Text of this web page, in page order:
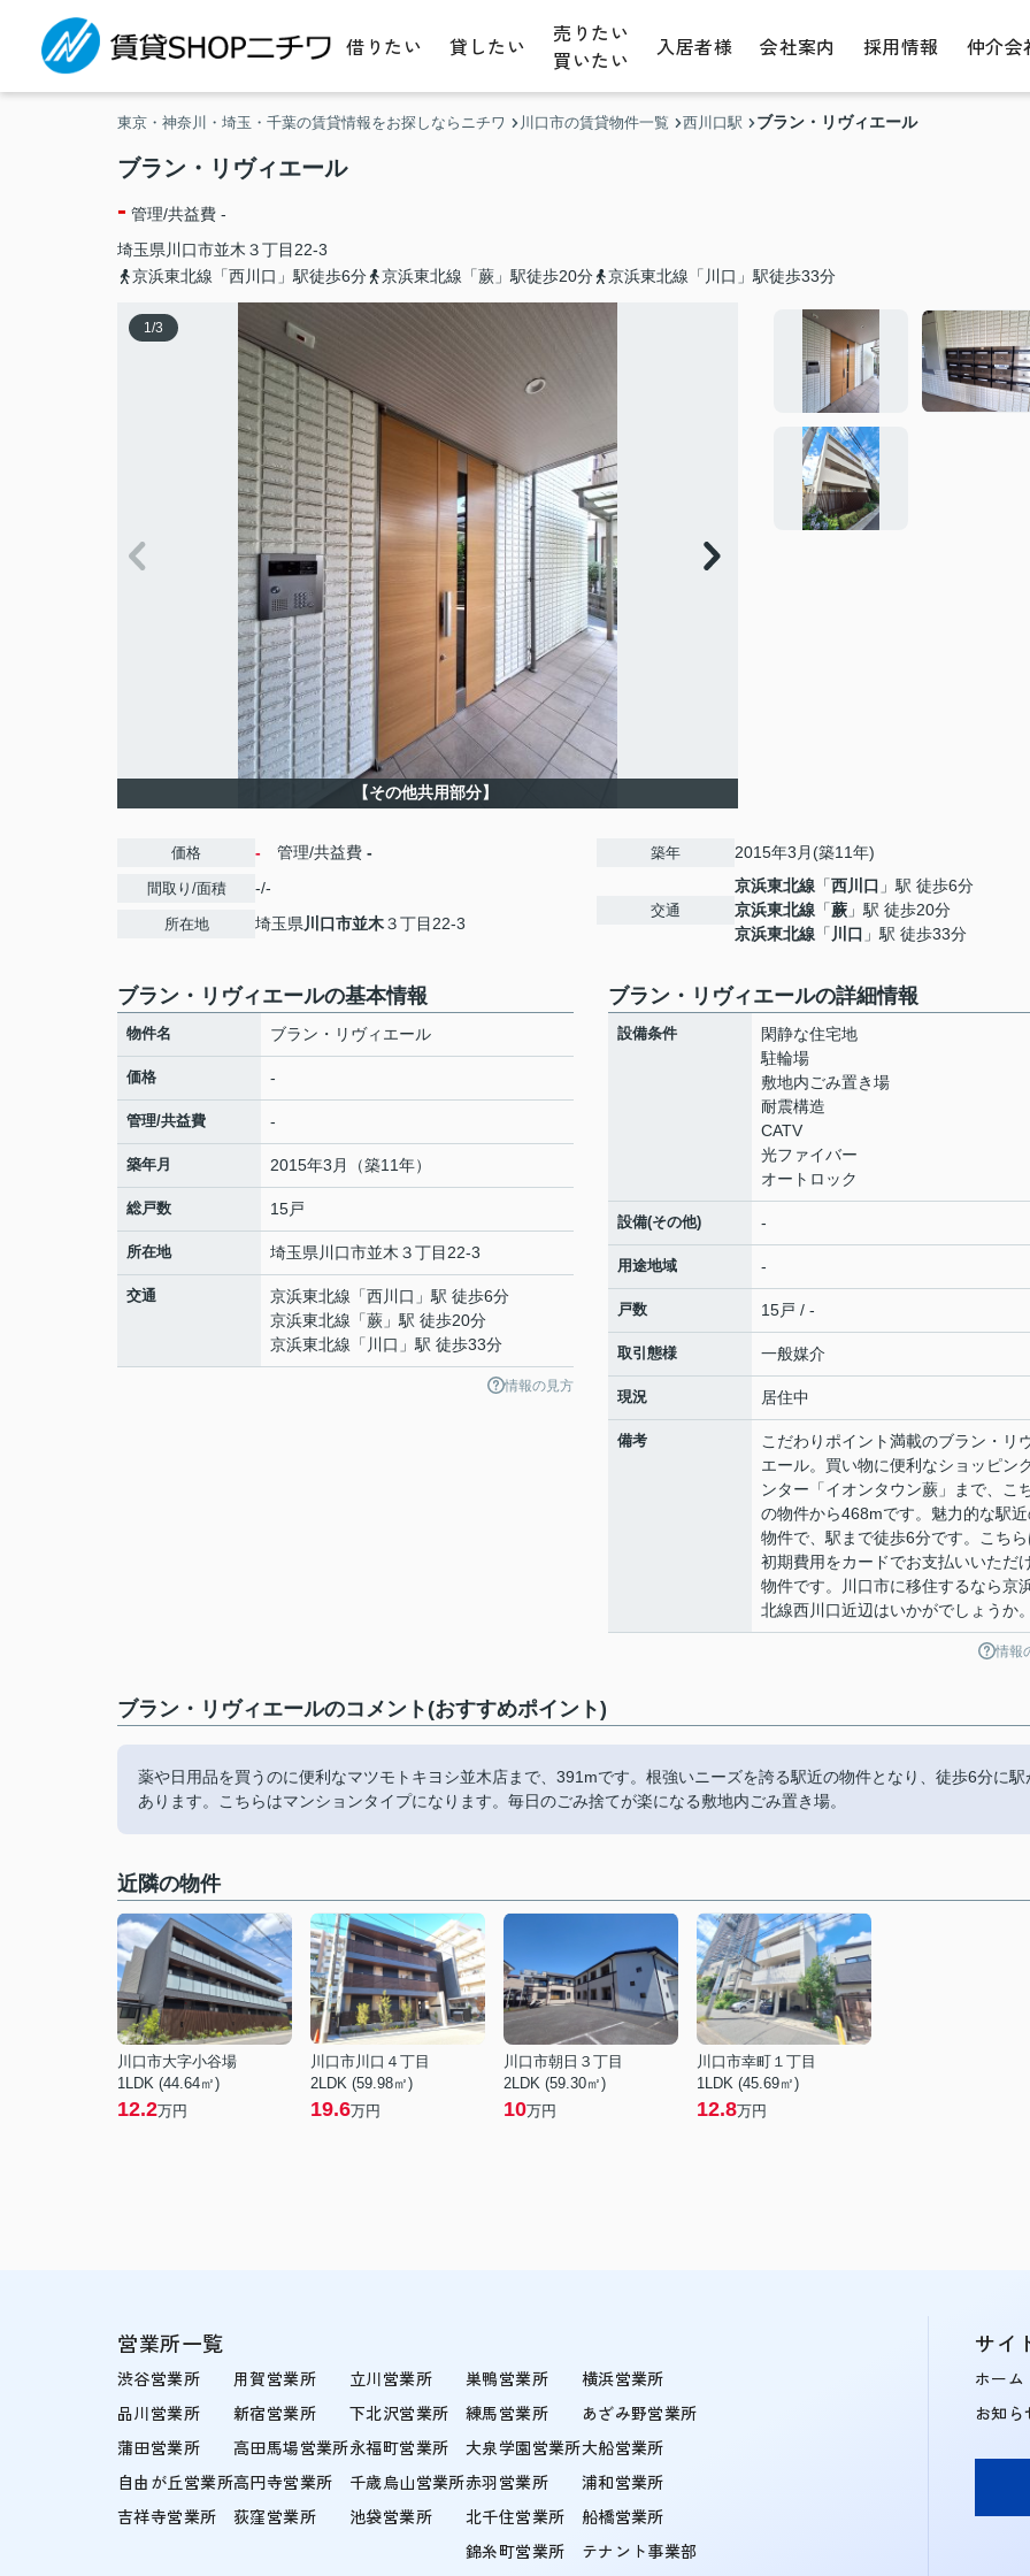
借りたい 貸したい
売りたい
買いたい
入居者様 会社案内 採用情報 仲介会
東京・神奈川・埼玉・千葉の賃貸情報をお探しならニチワ 川口市の賃貸物件一覧 西川口駅 ブラン・リヴィエール
ブラン・リヴィエール
- 管理/共益費 -
埼玉県 川口市並木 ３丁目22-3
京浜東北線「西川口」駅徒歩6分
京浜東北線「蕨」駅徒歩20分 京浜東北線「川口」駅徒歩33分
1/3
【その他共用部分】
価格 - 管理/共益費 -
間取り/面積 -/-
所在地 埼玉県川口市並木３丁目22-3
築年 2015年3月(築11年)
交通
京浜東北線 「西川口 」駅 徒歩6分
京浜東北線 「蕨 」駅 徒歩20分
京浜東北線 「 川口 」駅 徒歩33分
ブラン・リヴィエールの基本情報
物件名 ブラン・リヴィエール
価格 -
管理/共益費 -
築年月 2015年3月（築11年）
総戸数 15戸
所在地 埼玉県 川口市並木 ３丁目22-3
交通 京浜東北線 「西川口 」駅 徒歩6分
京浜東北線 「蕨 」駅 徒歩20分
京浜東北線 「 川口 」駅 徒歩33分
情報の見方
ブラン・リヴィエールの詳細情報
設備条件
閑静な住宅地
駐輪場
敷地内ごみ置き場
耐震構造
CATV
光ファイバー
オートロック
設備(その他) -
用途地域 -
戸数 15戸 / -
取引態様 一般媒介
現況 居住中
備考
こだわりポイント満載のブラン・リ
エール。買い物に便利なショッピン
ンター「イオンタウン蕨」まで、こ
の物件から468mです。魅力的な駅
物件で、駅まで徒歩6分です。こちら
初期費用をカードでお支払いいただ
物件です。川口市に移住するなら京
北線西川口近辺はいかがでしょうか。
情報
ブラン・リヴィエールのコメント(おすすめポイント)
薬や日用品を買うのに便利なマツモトキヨシ並木店まで、391mです。根強いニーズを誇る駅近の物件となり、徒歩6分に駅
あります。こちらはマンションタイプになります。毎日のごみ捨てが楽になる敷地内ごみ置き場。
近隣の物件
川口市大字小谷場
1LDK (44.64㎡)
12.2万円
川口市川口４丁目
2LDK (59.98㎡)
19.6万円
川口市朝日３丁目
2LDK (59.30㎡)
10万円
川口市幸町１丁目
1LDK (45.69㎡)
12.8万円
営業所一覧
渋谷営業所
品川営業所
蒲田営業所
自由が丘営業所
吉祥寺営業所
用賀営業所
新宿営業所
高田馬場営業所
高円寺営業所
荻窪営業所
立川営業所
下北沢営業所
永福町営業所
千歳烏山営業所
池袋営業所
巣鴨営業所
練馬営業所
大泉学園営業所
赤羽営業所
北千住営業所
錦糸町営業所
横浜営業所
あざみ野営業所
大船営業所
浦和営業所
船橋営業所
テナント事業部
サイ
ホーム
お知ら